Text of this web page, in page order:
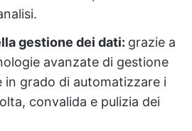
gestione dei dati: grazie a
avanzate di gestione
in grado di automatizzare i
convalida e pulizia dei